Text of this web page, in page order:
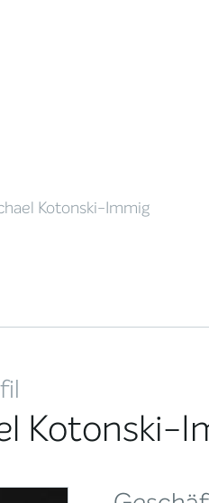
Kotonski-Immig
Kotonski-